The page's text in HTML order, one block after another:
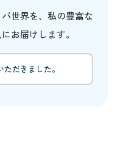
世界を、私の豊富な
お届けします。
だきました。